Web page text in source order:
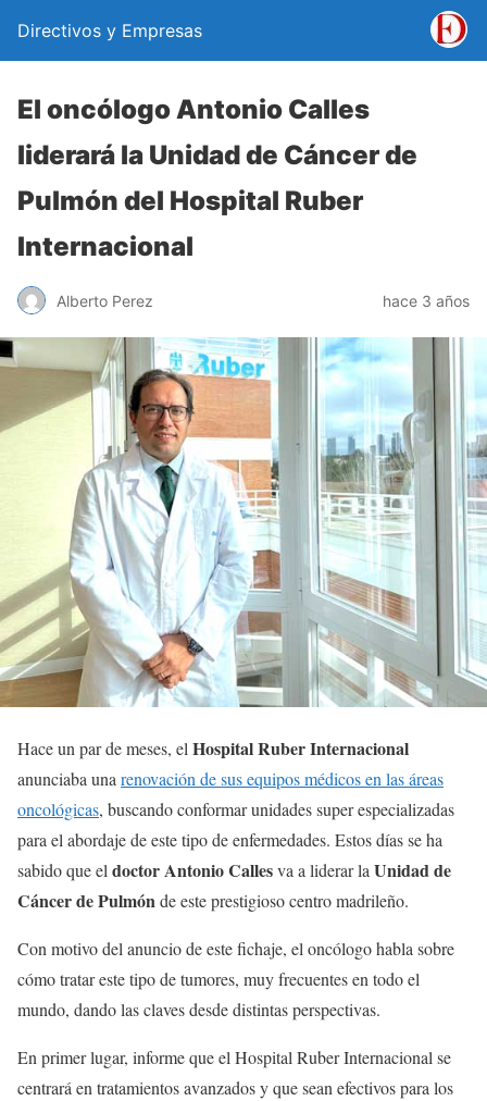
Directivos y Empresas
El oncólogo Antonio Calles
liderará la Unidad de Cáncer de
Pulmón del Hospital Ruber
Internacional
Alberto Perez hace 3 años
Hace un par de meses, elHospital Ruber Internacional
anunciaba unarenovación de sus equipos médicos en las áreas
oncológicas, buscando conformar unidades super especializadas
para el abordaje de este tipo de enfermedades. Estos días se ha
sabido que eldoctor Antonio Callesva a liderar laUnidad de
Cáncer de Pulmónde este prestigioso centro madrileño.
Con motivo del anuncio de este fichaje, el oncólogo habla sobre
cómo tratar este tipo de tumores, muy frecuentes en todo el
mundo, dando las claves desde distintas perspectivas.
En primer lugar, informe que el Hospital Ruber Internacional se
centrará en tratamientos avanzados y que sean efectivos para los